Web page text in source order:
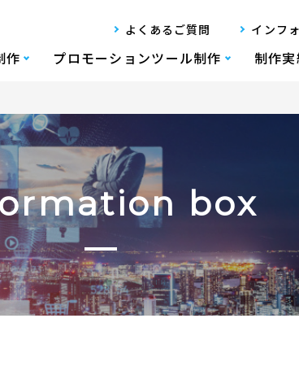
よくあるご質問 インフ
作 プロモーションツール制作 制作
box